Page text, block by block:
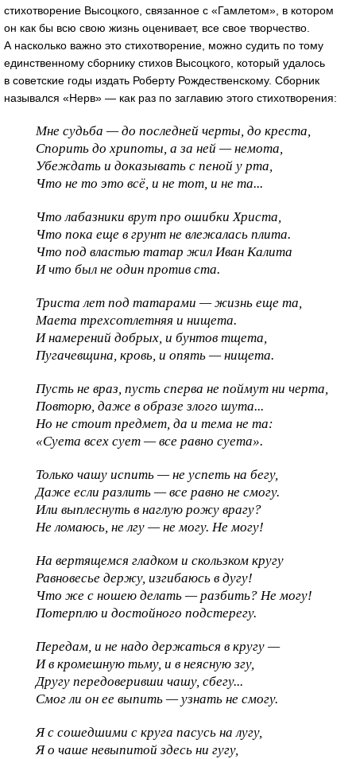
стихотворение Высоцкого, связанное с «Гамлетом», в котором
он как бы всю свою жизнь оценивает, все свое творчество.
А насколько важно это стихотворение, можно судить по тому
единственному сборнику стихов Высоцкого, который удалось
в советские годы издать Роберту Рождественскому. Сборник
назывался «Нерв» — как раз по заглавию этого стихотворения:
Мне судьба — до последней черты, до креста,
Спорить до хрипоты, а за ней — немота,
Убеждать и доказывать с пеной у рта,
Что не то это всё, и не тот, и не та...
Что лабазники врут про ошибки Христа,
Что пока еще в грунт не влежалась плита.
Что под властью татар жил Иван Калита
И что был не один против ста.
Триста лет под татарами — жизнь еще та,
Маета трехсотлетняя и нищета.
И намерений добрых, и бунтов тщета,
Пугачевщина, кровь, и опять — нищета.
Пусть не враз, пусть сперва не поймут ни черта,
Повторю, даже в образе злого шута...
Но не стоит предмет, да и тема не та:
«Суета всех сует — все равно суета».
Только чашу испить — не успеть на бегу,
Даже если разлить — все равно не смогу.
Или выплеснуть в наглую рожу врагу?
Не ломаюсь, не лгу — не могу. Не могу!
На вертящемся гладком и скользком кругу
Равновесье держу, изгибаюсь в дугу!
Что же с ношею делать — разбить? Не могу!
Потерплю и достойного подстерегу.
Передам, и не надо держаться в кругу —
И в кромешную тьму, и в неясную згу,
Другу передоверивши чашу, сбегу...
Смог ли он ее выпить — узнать не смогу.
Я с сошедшими с круга пасусь на лугу,
Я о чаше невыпитой здесь ни гугу,